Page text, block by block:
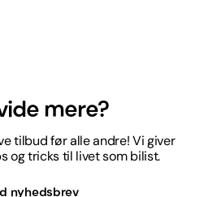
mere?
tilbud før alle andre! Vi giver
og tricks til livet som bilist.
nyhedsbrev